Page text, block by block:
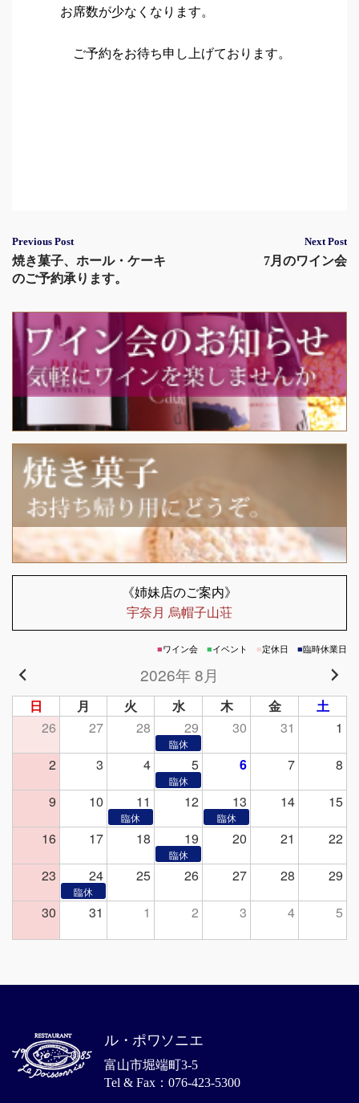
お席数が少なくなります。
ご予約をお待ち申し上げております。
Post
navigation
Previous Post
焼き菓子、ホール・ケーキ
のご予約承ります。
Next Post
7月のワイン会
《姉妹店のご案内》
宇奈月 烏帽子山荘
■ワイン会 ■イベント ■定休日 ■臨時休業日
2026年 8月
日 月 火 水 木 金
土
26
27 28 29 30 31
1
2
3 4 5 6 7
8
9
10 11 12 13 14
15
16
17 18 19 20 21
22
23
24 25 26 27 28
29
30
31 1 2 3 4 5
ル・ポワソニエ
富山市堀端町3-5
Tel & Fax：076-423-5300